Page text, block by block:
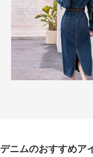
デニムのおすすめア